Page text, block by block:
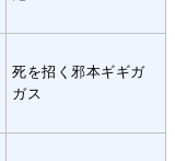
死を招く邪本ギギガ
ガス